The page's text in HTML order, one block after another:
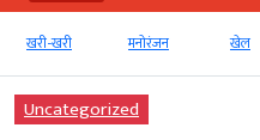
खरी-खरी मनोरंजन खेल
Uncategorized